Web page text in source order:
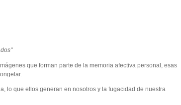
que forman parte de la memoria afectiva personal, esas
lo que ellos generan en nosotros y la fugacidad de nuestra